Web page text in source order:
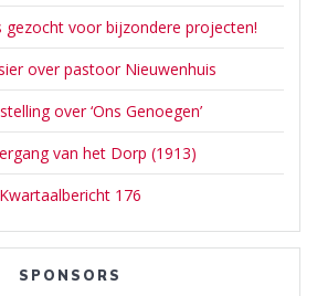
gezocht voor bijzondere projecten!
over pastoor Nieuwenhuis
over ‘Ons Genoegen’
van het Dorp (1913)
Kwartaalbericht 176
SPONSORS